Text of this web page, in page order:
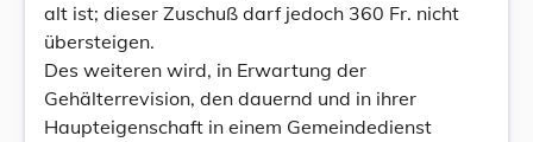
alt ist; dieser Zuschuß darf jedoch 360 Fr. nicht
übersteigen.
Des weiteren wird, in Erwartung der
Gehälterrevision, den dauernd und in ihrer
Haupteigenschaft in einem Gemeindedienst